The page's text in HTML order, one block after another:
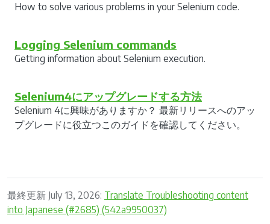
How to solve various problems in your Selenium code.
Logging Selenium commands
Getting information about Selenium execution.
Selenium4にアップグレードする方法
Selenium 4に興味がありますか？ 最新リリースへのアッ
プグレードに役立つこのガイドを確認してください。
最終更新 July 13, 2026: Translate Troubleshooting content
into Japanese (#2685) (542a9950037)